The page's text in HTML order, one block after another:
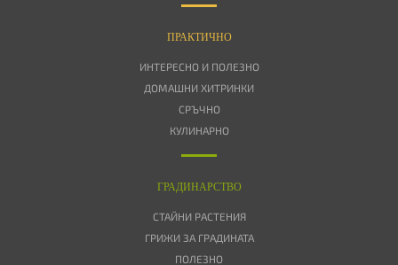
ПРАКТИЧНО
ИНТЕРЕСНО И ПОЛЕЗНО
ДОМАШНИ ХИТРИНКИ
СРЪЧНО
КУЛИНАРНО
ГРАДИНАРСТВО
СТАЙНИ РАСТЕНИЯ
ГРИЖИ ЗА ГРАДИНАТА
ПОЛЕЗНО